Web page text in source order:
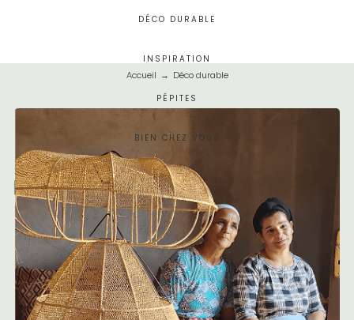
DÉCO DURABLE
INSPIRATION
PÉPITES
BIEN CHEZ VOUS
Accueil → Déco durable